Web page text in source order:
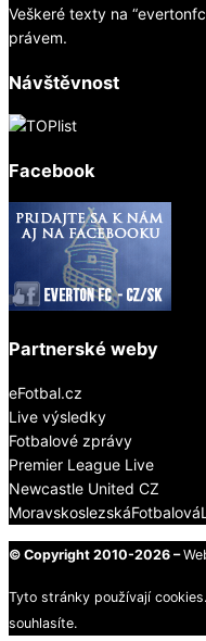
Veškeré texty na
právem.
Návštěvnost
Facebook
Partnerské weby
eFotbal.cz
Live výsledky
Fotbalové zprávy
Premier League Live
Newcastle United CZ
© Copyright 2010-2026 –
Tyto stránky používají
souhlasíte.